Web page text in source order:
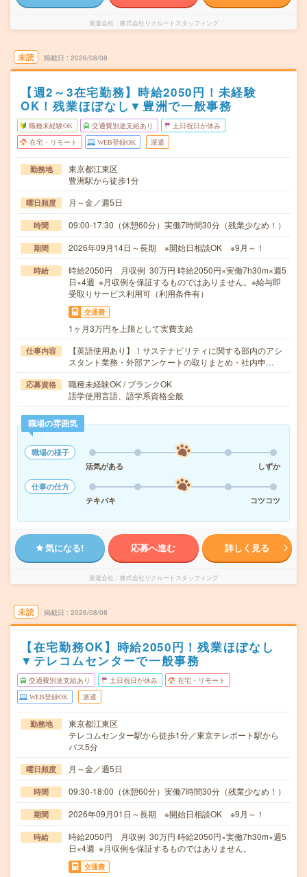
派遣会社 株式会社リクルートスタッフィング
未読 掲載日 2026/08/08
【週2～3在宅勤務】時給2050円！未経験
OK！残業ほぼなし▼豊洲で一般事務
職種未経験OK 交通費別途支給あり 土日祝日が休み
在宅・リモート WEB登録OK 派遣
勤務地
東京都江東区
豊洲駅から徒歩1分
曜日頻度 月～金／週5日
時間 09:00-17:30（休憩60分）実働7時間30分（残業少なめ！）
期間 2026年09月14日～長期 ※開始日相談OK ※9月～！
時給
時給2050円 月収例 30万円 時給2050円×実働7h30m×週5
日×4週 ※月収例を保証するものではありません。※給与即
受取りサービス利用可（利用条件有）
交通費
1ヶ月3万円を上限として実費支給
仕事内容
【英語使用あり】！サステナビリティに関する部内のアシ
スタント業務・外部アンケートの取りまとめ・社内申…
応募資格
職種未経験OK / ブランクOK
語学使用言語、語学系資格全般
職場の雰囲気
職場の様子
活気がある
しずか
仕事の仕方
テキパキ
コツコツ
気になる! 応募へ進む 詳しく見る
派遣会社 株式会社リクルートスタッフィング
未読 掲載日 2026/08/08
【在宅勤務OK】時給2050円！残業ほぼなし
▼テレコムセンターで一般事務
交通費別途支給あり 土日祝日が休み 在宅・リモート
WEB登録OK 派遣
勤務地
東京都江東区
テレコムセンター駅から徒歩1分／東京テレポート駅から
バス5分
曜日頻度 月～金／週5日
時間 09:30-18:00（休憩60分）実働7時間30分（残業少なめ！）
期間 2026年09月01日～長期 ※開始日相談OK ※9月～！
時給
時給2050円 月収例 30万円 時給2050円×実働7h30m×週5
日×4週 ※月収例を保証するものではありません。
交通費